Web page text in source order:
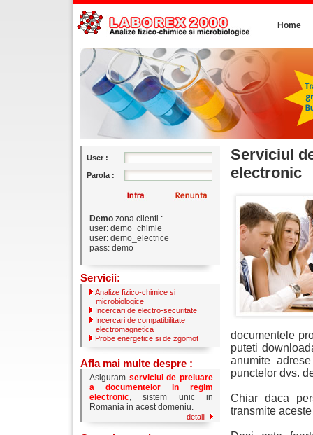
Home
User :
Parola :
Demo zona clienti :
user: demo_chimie
user: demo_electrice
pass: demo
Servicii:
Analize fizico-chimice si
microbiologice
Incercari de electro-securitate
Incercari de compatibilitate
electromagnetica
Probe energetice si de zgomot
Afla mai multe despre :
Asiguram serviciul de preluare
a documentelor in regim
electronic, sistem unic in
Romania in acest domeniu.
detalii
Serviciul
electronic
documentele
puteti
anumite
punctelor dvs.
Chiar daca
transmite